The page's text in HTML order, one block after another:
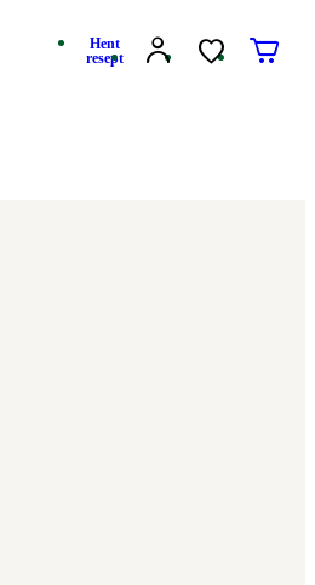
Hent
resept